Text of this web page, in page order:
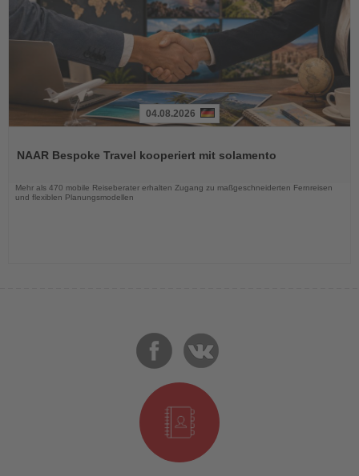
die
04.08.2026
NAAR Bespoke Travel kooperiert mit solamento
Mehr als 470 mobile Reiseberater erhalten Zugang zu maßgeschneiderten Fernreisen
und flexiblen Planungsmodellen